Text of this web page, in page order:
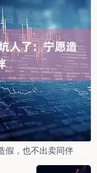
假，也不出卖同伴